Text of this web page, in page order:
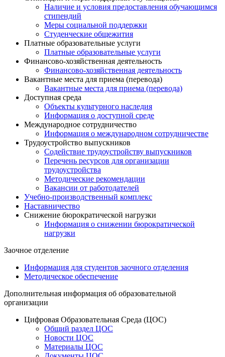
Наличие и условия предоставления обучающимся
стипендий
Меры социальной поддержки
Студенческие общежития
Платные образовательные услуги
Платные образовательные услуги
Финансово-хозяйственная деятельность
Финансово-хозяйственная деятельность
Вакантные места для приема (перевода)
Вакантные места для приема (перевода)
Доступная среда
Объекты культурного наследия
Информация о доступной среде
Международное сотрудничество
Информация о международном сотрудничестве
Трудоустройство выпускников
Содействие трудоустройству выпускников
Перечень ресурсов для организации
трудоустройства
Методические рекомендации
Вакансии от работодателей
Учебно-производственный комплекс
Наставничество
Снижение бюрократической нагрузки
Информация о снижении бюрократической
нагрузки
Заочное отделение
Информация для студентов заочного отделения
Методическое обеспечение
Дополнительная информация об образовательной
организации
Цифровая Образовательная Среда (ЦОС)
Общий раздел ЦОС
Новости ЦОС
Материалы ЦОС